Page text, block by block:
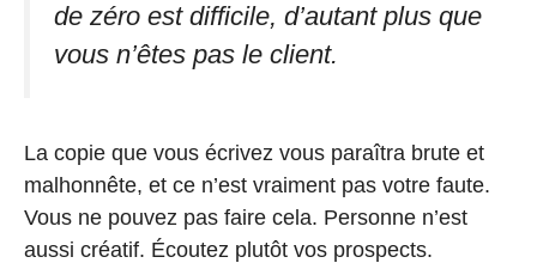
de zéro est difficile, d’autant plus que
vous n’êtes pas le client.
La copie que vous écrivez vous paraîtra brute et
malhonnête, et ce n’est vraiment pas votre faute.
Vous ne pouvez pas faire cela. Personne n’est
aussi créatif. Écoutez plutôt vos prospects.